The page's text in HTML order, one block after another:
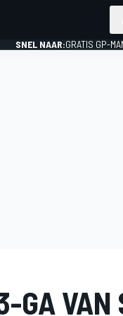
SNEL NAAR:GRATIS GP-
GA VAN